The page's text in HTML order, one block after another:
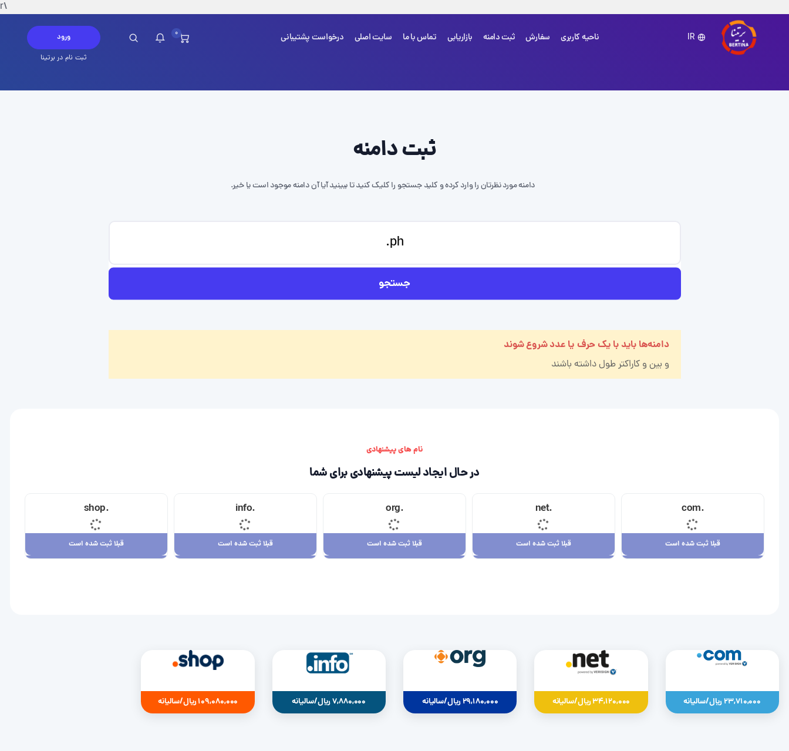
\r
IR ناحیه کاربری سفارش ثبت دامنه بازاریابی تماس با ما سایت اصلی درخواست پشتیبانی 0 ورود
ثبت نام در برتینا
ثبت دامنه
دامنه مورد نظرتان را وارد کرده و کلید جستجو را کلیک کنید تا ببینید آیا آن دامنه موجود است یا خیر.
جستجو
دامنه‌ها باید با یک حرف یا عدد شروع شوند
و بین وکاراکتر طول داشته باشند
نام های پیشنهادی
در حال ایجاد لیست پیشنهادی برای شما
.com
قبلا ثبت شده است
.net
قبلا ثبت شده است
.org
قبلا ثبت شده است
.info
قبلا ثبت شده است
.shop
قبلا ثبت شده است
23,710,000 ریال/سالیانه 34,120,000 ریال/سالیانه 29,180,000 ریال/سالیانه 7,880,000 ریال/سالیانه 109,080,000 ریال/سالیانه